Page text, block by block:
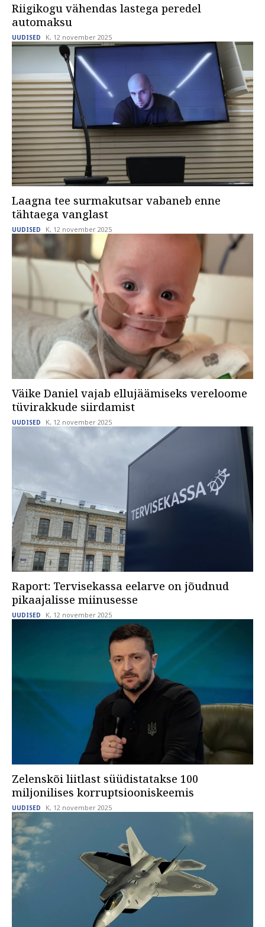
Riigikogu vähendas lastega peredel
automaksu
UUDISED K, 12 november 2025
Laagna tee surmakutsar vabaneb enne
tähtaega vanglast
UUDISED K, 12 november 2025
Väike Daniel vajab ellujäämiseks vereloome
tüvirakkude siirdamist
UUDISED K, 12 november 2025
Raport: Tervisekassa eelarve on jõudnud
pikaajalisse miinusesse
UUDISED K, 12 november 2025
Zelenskõi liitlast süüdistatakse 100
miljonilises korruptsiooniskeemis
UUDISED K, 12 november 2025